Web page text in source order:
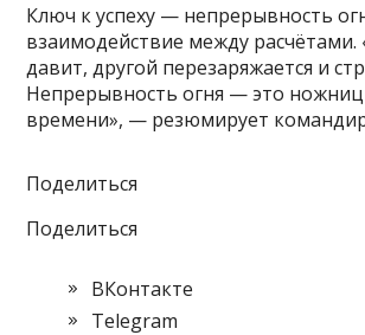
Ключ к успеху — непрерывность
взаимодействие между расчётами.
давит, другой перезаряжается и
Непрерывность огня — это
времени», — резюмирует
Поделиться
Поделиться
ВКонтакте
Telegram